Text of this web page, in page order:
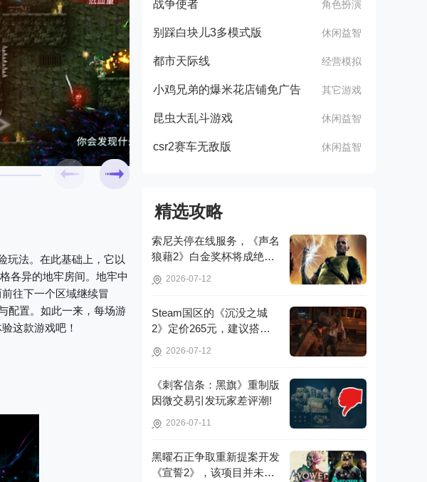
玩法。在此基础上，它以
各异的地牢房间。地牢中
往下一个区域继续冒
配置。如此一来，每场游
这款游戏吧！
战争使者 角色扮演
别踩白块儿3多模式版 休闲益智
都市天际线 经营模拟
小鸡兄弟的爆米花店铺免广告 其它游戏
昆虫大乱斗游戏 休闲益智
csr2赛车无敌版 休闲益智
精选攻略
索尼关停在线服务，《声名
狼藉2》白金奖杯将成绝
2026-07-12
Steam国区的《沉没之城
2》定价265元，建议搭配4
2026-07-12
《刺客信条：黑旗》重制版
因微交易引发玩家差评潮!
2026-07-11
黑曜石正争取重新提案开发
《宣誓2》，该项目并未彻